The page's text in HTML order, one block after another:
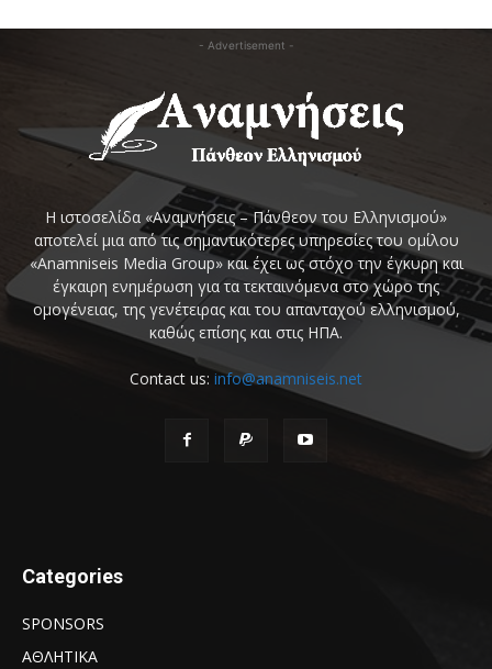
- Advertisement -
Η ιστοσελίδα «Αναμνήσεις – Πάνθεον του Ελληνισμού»
αποτελεί μια από τις σημαντικότερες υπηρεσίες του ομίλου
«Anamniseis Media Group» και έχει ως στόχο την έγκυρη και
έγκαιρη ενημέρωση για τα τεκταινόμενα στο χώρο της
ομογένειας, της γενέτειρας και του απανταχού ελληνισμού,
καθώς επίσης και στις ΗΠΑ.
Contact us: info@anamniseis.net
Categories
SPONSORS
ΑΘΛΗΤΙΚΑ